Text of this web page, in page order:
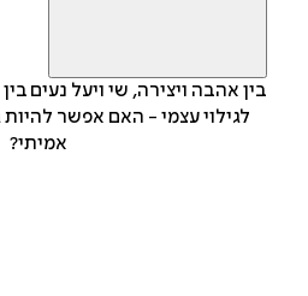
בין אהבה ויצירה, שי ויעל נעים
לגילוי עצמי - האם אפשר
אמיתי?